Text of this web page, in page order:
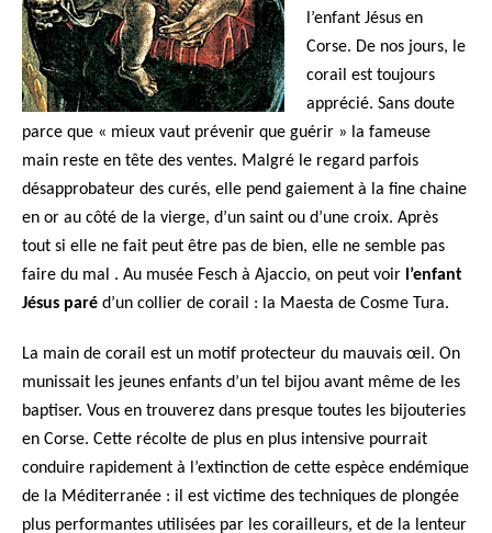
l’enfant Jésus en
Corse. De nos jours, le
corail est toujours
apprécié. Sans doute
parce que « mieux vaut prévenir que guérir » la fameuse
main reste en tête des ventes. Malgré le regard parfois
désapprobateur des curés, elle pend gaiement à la fine chaine
en or au côté de la vierge, d’un saint ou d’une croix. Après
tout si elle ne fait peut être pas de bien, elle ne semble pas
faire du mal . Au musée Fesch à Ajaccio, on peut voir l’enfant
Jésus paré d’un collier de corail : la Maesta de Cosme Tura.
La main de corail est un motif protecteur du mauvais œil. On
munissait les jeunes enfants d’un tel bijou avant même de les
baptiser. Vous en trouverez dans presque toutes les bijouteries
en Corse. Cette récolte de plus en plus intensive pourrait
conduire rapidement à l’extinction de cette espèce endémique
de la Méditerranée : il est victime des techniques de plongée
plus performantes utilisées par les corailleurs, et de la lenteur